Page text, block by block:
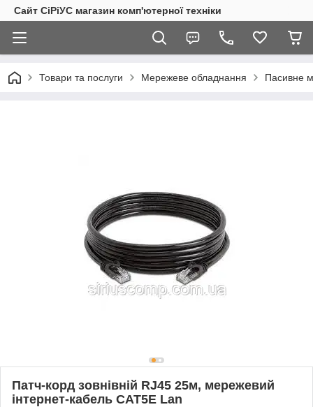
Сайт СiРiУС магазин комп'ютерної техніки
Товари та послуги Мережеве обладнання Пасивне
Патч-корд зовнівній RJ45 25м, мережевий
інтернет-кабель CAT5E Lan